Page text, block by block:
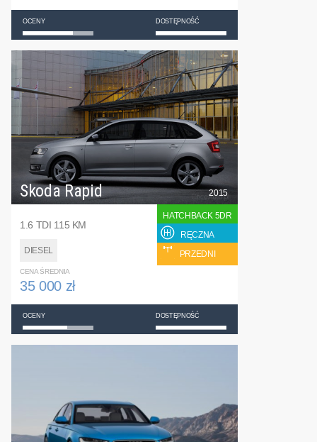
OCENY DOSTĘPNOŚĆ
Skoda Rapid
1.6 TDI 115 KM
DIESEL
2015
HATCHBACK 5DR
RĘCZNA
PRZEDNI
CENA ŚREDNIA
35 000 zł
OCENY DOSTĘPNOŚĆ